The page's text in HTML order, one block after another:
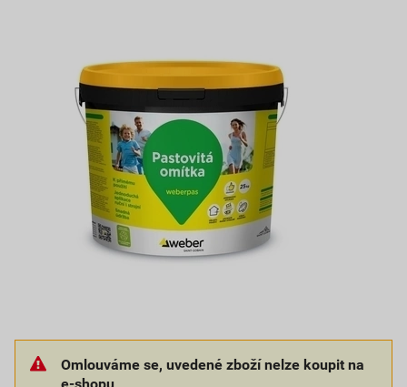
Omlouváme se, uvedené zboží nelze koupit na